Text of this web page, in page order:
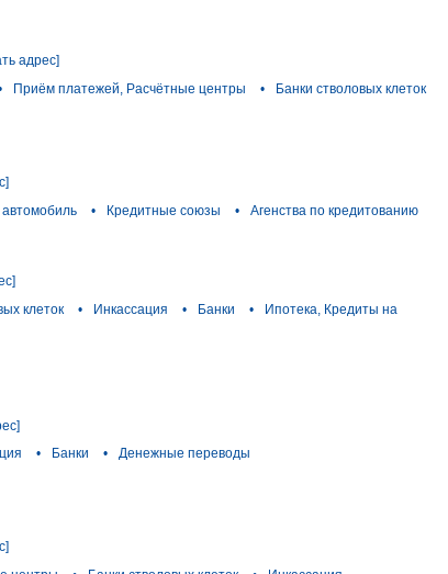
адрес]
Приём платежей, Расчётные центры •
Банки стволовых клеток
• Кредитные союзы • Агенства по кредитованию
клеток • Инкассация • Банки •
Ипотека, Кредиты на
• Банки •
Денежные переводы